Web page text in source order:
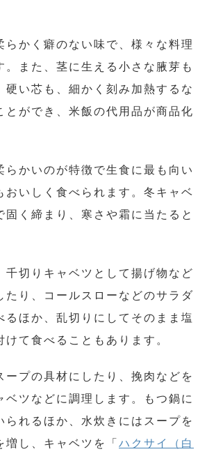
らかく癖のない味で、様々な料理
。また、茎に生える小さな腋芽も
硬い芯も、細かく刻み加熱するな
とができ、米飯の代用品が商品化
らかいのが特徴で生食に最も向い
おいしく食べられます。冬キャベ
固く締まり、寒さや霜に当たると
千切りキャベツとして揚げ物など
たり、コールスローなどのサラダ
るほか、乱切りにしてそのまま塩
て食べることもあります。
ープの具材にしたり、挽肉などを
ベツなどに調理します。もつ鍋に
られるほか、水炊きにはスープを
増し、キャベツを「ハクサイ（白